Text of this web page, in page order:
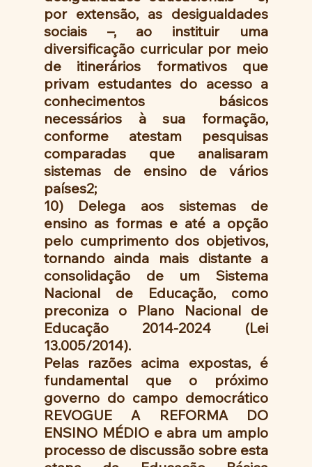
por extensão, as desigualdades
sociais –, ao instituir uma
diversificação curricular por meio
de itinerários formativos que
privam estudantes do acesso a
conhecimentos básicos
necessários à sua formação,
conforme atestam pesquisas
comparadas que analisaram
sistemas de ensino de vários
países2;
10) Delega aos sistemas de
ensino as formas e até a opção
pelo cumprimento dos objetivos,
tornando ainda mais distante a
consolidação de um Sistema
Nacional de Educação, como
preconiza o Plano Nacional de
Educação 2014-2024 (Lei
13.005/2014).
Pelas razões acima expostas, é
fundamental que o próximo
governo do campo democrático
REVOGUE A REFORMA DO
ENSINO MÉDIO e abra um amplo
processo de discussão sobre esta